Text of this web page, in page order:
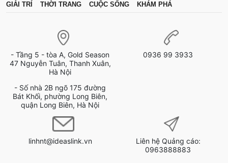
GIẢI TRÍ THỜI TRANG CUỘC SỐNG KHÁM PHÁ
- Tầng 5 - tòa A, Gold Season
47 Nguyễn Tuân, Thanh Xuân,
Hà Nội
- Số nhà 2B ngõ 175 đường
Bát Khối, phường Long Biên,
quận Long Biên, Hà Nội
0936 99 3933
linhnt@ideaslink.vn
Liên hệ Quảng cáo:
0963888883